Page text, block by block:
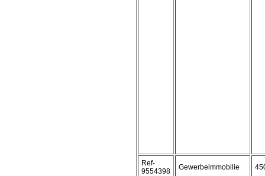
Ref-
9554398
Gewerbeimmobilie